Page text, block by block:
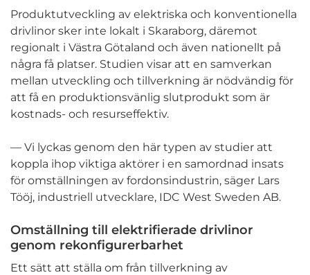
Produktutveckling av elektriska och konventionella
drivlinor sker inte lokalt i Skaraborg, däremot
regionalt i Västra Götaland och även nationellt på
några få platser. Studien visar att en samverkan
mellan utveckling och tillverkning är nödvändig för
att få en produktionsvänlig slutprodukt som är
kostnads- och resurseffektiv.
— Vi lyckas genom den här typen av studier att
koppla ihop viktiga aktörer i en samordnad insats
för omställningen av fordonsindustrin, säger Lars
Tööj, industriell utvecklare, IDC West Sweden AB.
Omställning till elektrifierade drivlinor
genom rekonfigurerbarhet
Ett sätt att ställa om från tillverkning av